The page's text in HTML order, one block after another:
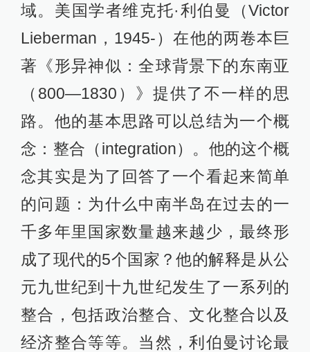
域。美国学者维克托·利伯曼（Victor
Lieberman，1945-）在他的两卷本巨
著《形异神似：全球背景下的东南亚
（800—1830）》提供了不一样的思
路。他的基本思路可以总结为一个概
念：整合（integration）。他的这个概
念其实是为了回答了一个看起来简单
的问题：为什么中南半岛在过去的一
千多年里国家数量越来越少，最终形
成了现代的5个国家？他的解释是从公
元九世纪到十九世纪发生了一系列的
整合，包括政治整合、文化整合以及
经济整合等等。当然，利伯曼讨论最